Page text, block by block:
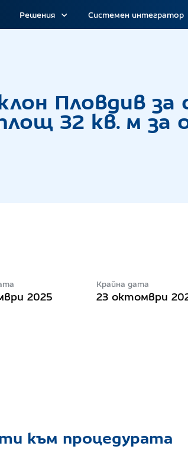
Решения Системен интегратор
Пловдив за
32 кв. м за
2025
Крайна дата
23 октомври
към процедурата